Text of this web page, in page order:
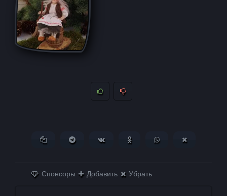
Копировать ссылкуПоделиться в Telegram
Поделиться ВКонтактеПоделиться в
Поделиться в
Спонсоры Добавить Убрать